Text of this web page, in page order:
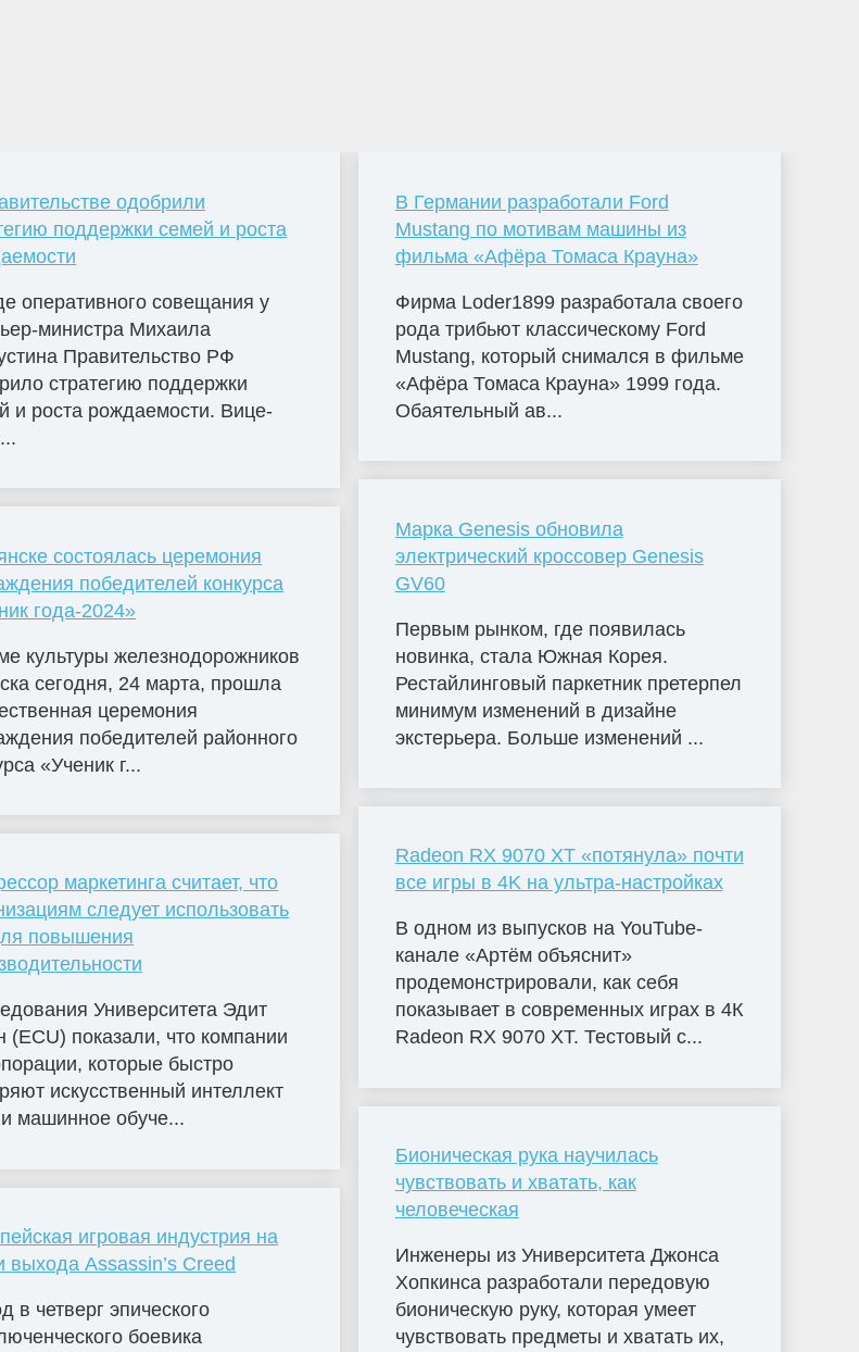
одобрили
поддержки семей и роста
оперативного совещания у
министра Михаила
Правительство РФ
стратегию поддержки
и роста рождаемости. Вице-
состоялась церемония
победителей конкурса
года-2024»
культуры железнодорожников
сегодня, 24 марта, прошла
церемония
победителей районного
«Ученик г...
маркетинга считает, что
следует использовать
повышения
Университета Эдит
(ECU) показали, что компании
которые быстро
искусственный интеллект
машинное обуче...
игровая индустрия на
выхода Assassin’s Creed
в четверг эпического
боевика
В Германии разработали Ford
Mustang по мотивам машины из
фильма «Афёра Томаса Крауна»
Фирма Loder1899 разработала своего
рода трибьют классическому Ford
Mustang, который снимался в фильме
«Афёра Томаса Крауна» 1999 года.
Обаятельный ав...
Марка Genesis обновила
электрический кроссовер Genesis
GV60
Первым рынком, где появилась
новинка, стала Южная Корея.
Рестайлинговый паркетник претерпел
минимум изменений в дизайне
экстерьера. Больше изменений ...
Radeon RX 9070 XT «потянула» почти
все игры в 4K на ультра-настройках
В одном из выпусков на YouTube-
канале «Артём объяснит»
продемонстрировали, как себя
показывает в современных играх в 4К
Radeon RX 9070 XT. Тестовый с...
Бионическая рука научилась
чувствовать и хватать, как
человеческая
Инженеры из Университета Джонса
Хопкинса разработали передовую
бионическую руку, которая умеет
чувствовать предметы и хватать их,